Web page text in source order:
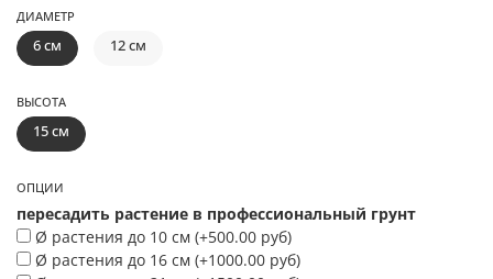
ДИАМЕТР
6 см 12 см
ВЫСОТА
15 см
ОПЦИИ
пересадить растение в профессиональный грунт
Ø растения до 10 см (+500.00 руб)
Ø растения до 16 см (+1000.00 руб)